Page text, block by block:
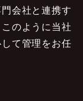
会社と連携す
のように当社
て管理をお任